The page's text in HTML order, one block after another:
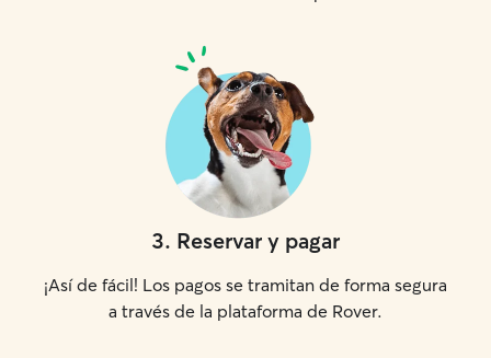
3. Reservar y pagar
¡Así de fácil! Los pagos se tramitan de forma segura
a través de la plataforma de Rover.